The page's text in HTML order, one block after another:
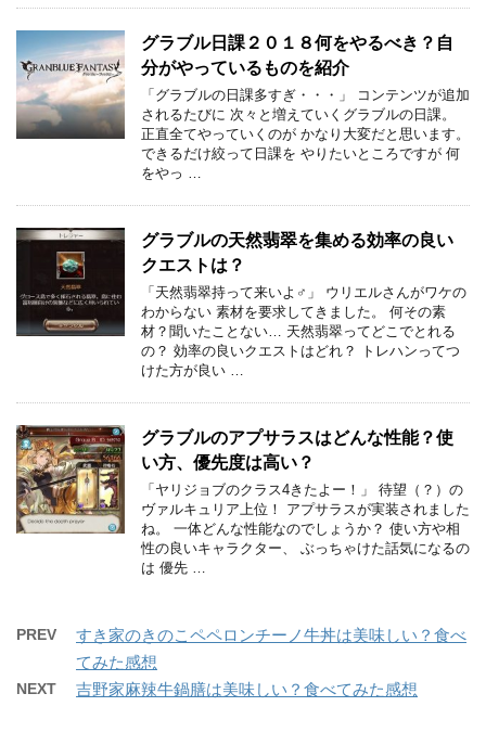
グラブル日課２０１８何をやるべき？自
分がやっているものを紹介
「グラブルの日課多すぎ・・・」 コンテンツが追加
されるたびに 次々と増えていくグラブルの日課。
正直全てやっていくのが かなり大変だと思います。
できるだけ絞って日課を やりたいところですが 何
をやっ …
グラブルの天然翡翠を集める効率の良い
クエストは？
「天然翡翠持って来いよ♂」 ウリエルさんがワケの
わからない 素材を要求してきました。 何その素
材？聞いたことない… 天然翡翠ってどこでとれる
の？ 効率の良いクエストはどれ？ トレハンってつ
けた方が良い …
グラブルのアプサラスはどんな性能？使
い方、優先度は高い？
「ヤリジョブのクラス4きたよー！」 待望（？）の
ヴァルキュリア上位！ アプサラスが実装されました
ね。 一体どんな性能なのでしょうか？ 使い方や相
性の良いキャラクター、 ぶっちゃけた話気になるの
は 優先 …
PREV
すき家のきのこペペロンチーノ牛丼は美味しい？食べ
てみた感想
NEXT 吉野家麻辣牛鍋膳は美味しい？食べてみた感想